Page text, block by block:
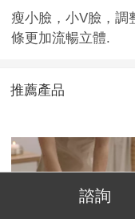
瘦小臉，小V臉，調
條更加流暢立體.
推薦產品
諮詢